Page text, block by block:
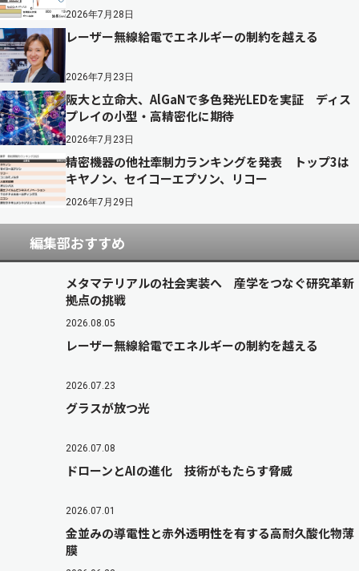
2026年7月28日
レーザー無線給電でエネルギーの制約を越える
2026年7月23日
阪大と立命大、AlGaNで多色発光LEDを実証 ディス
プレイの小型・高精密化に期待
2026年7月23日
精密機器の他社牽制力ランキングを発表 トップ3は
キヤノン、セイコーエプソン、リコー
2026年7月29日
編集部おすすめ
メタマテリアルの社会実装へ 産学をつなぐ研究革新
拠点の挑戦
2026.08.05
レーザー無線給電でエネルギーの制約を越える
2026.07.23
グラスが放つ光
2026.07.08
ドローンとAIの進化 技術がもたらす脅威
2026.07.01
金並みの導電性と赤外透明性を有する高耐久酸化物薄
膜